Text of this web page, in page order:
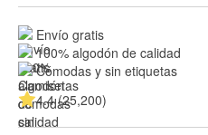
Envío gratis
100% algodón de calidad
Cómodas y sin etiquetas
4.4 (25,200)